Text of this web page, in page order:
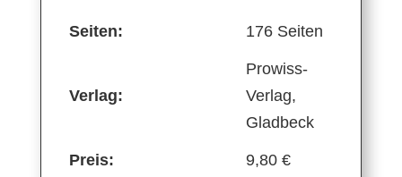
Seiten: 176 Seiten
Verlag:
Prowiss-
Verlag,
Gladbeck
Preis: 9,80 €